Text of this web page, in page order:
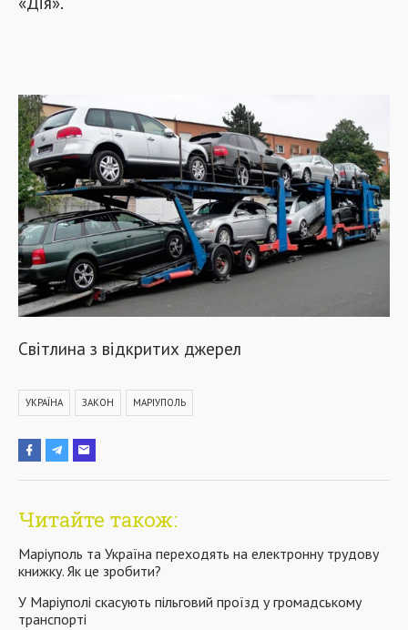
Світлина з відкритих джерел
УКРАЇНА ЗАКОН МАРІУПОЛЬ
Читайте також:
Маріуполь та Україна переходять на електронну трудову
книжку. Як це зробити?
У Маріуполі скасують пільговий проїзд у громадському
транспорті